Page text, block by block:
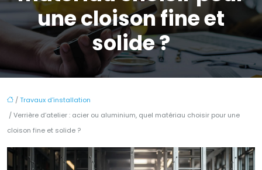
une cloison fine et
solide ?
/Travaux d'installation
/ Verrière d’atelier : acier ou aluminium, quel matériau choisir pour une
cloison fine et solide ?